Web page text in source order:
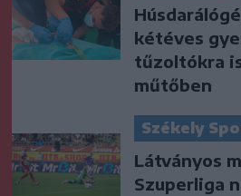
kétéves
tűzoltókra
műtőben
Székely
Látványos
Szuperliga